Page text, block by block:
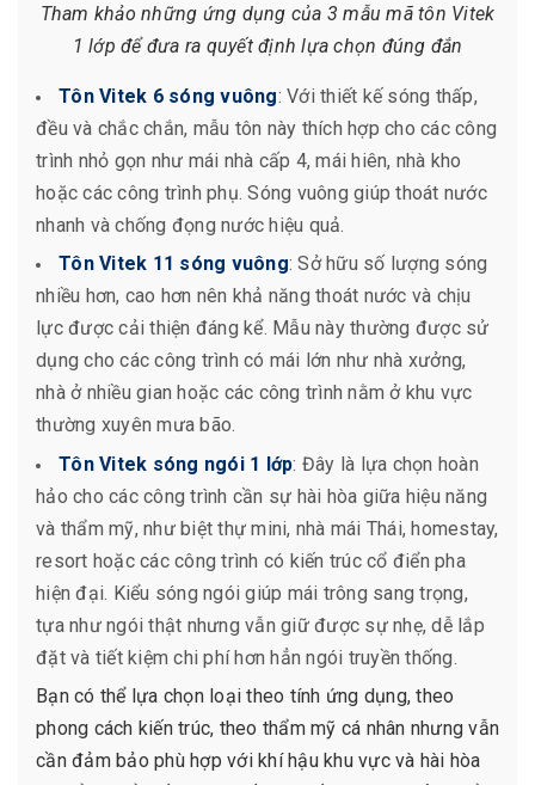
Tham khảo những ứng dụng của 3 mẫu mã tôn Vitek
1 lớp để đưa ra quyết định lựa chọn đúng đắn
Tôn Vitek 6 sóng vuông: Với thiết kế sóng thấp,
đều và chắc chắn, mẫu tôn này thích hợp cho các công
trình nhỏ gọn như mái nhà cấp 4, mái hiên, nhà kho
hoặc các công trình phụ. Sóng vuông giúp thoát nước
nhanh và chống đọng nước hiệu quả.
Tôn Vitek 11 sóng vuông: Sở hữu số lượng sóng
nhiều hơn, cao hơn nên khả năng thoát nước và chịu
lực được cải thiện đáng kể. Mẫu này thường được sử
dụng cho các công trình có mái lớn như nhà xưởng,
nhà ở nhiều gian hoặc các công trình nằm ở khu vực
thường xuyên mưa bão.
Tôn Vitek sóng ngói 1 lớp: Đây là lựa chọn hoàn
hảo cho các công trình cần sự hài hòa giữa hiệu năng
và thẩm mỹ, như biệt thự mini, nhà mái Thái, homestay,
resort hoặc các công trình có kiến trúc cổ điển pha
hiện đại. Kiểu sóng ngói giúp mái trông sang trọng,
tựa như ngói thật nhưng vẫn giữ được sự nhẹ, dễ lắp
đặt và tiết kiệm chi phí hơn hẳn ngói truyền thống.
Bạn có thể lựa chọn loại theo tính ứng dụng, theo
phong cách kiến trúc, theo thẩm mỹ cá nhân nhưng vẫn
cần đảm bảo phù hợp với khí hậu khu vực và hài hòa